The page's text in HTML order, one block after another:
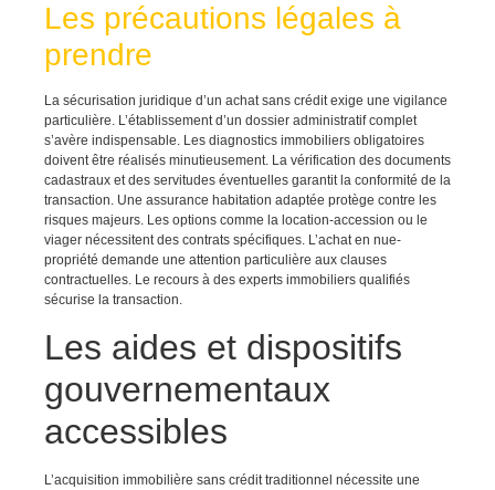
Les précautions légales à
prendre
La sécurisation juridique d’un achat sans crédit exige une vigilance
particulière. L’établissement d’un dossier administratif complet
s’avère indispensable. Les diagnostics immobiliers obligatoires
doivent être réalisés minutieusement. La vérification des documents
cadastraux et des servitudes éventuelles garantit la conformité de la
transaction. Une assurance habitation adaptée protège contre les
risques majeurs. Les options comme la location-accession ou le
viager nécessitent des contrats spécifiques. L’achat en nue-
propriété demande une attention particulière aux clauses
contractuelles. Le recours à des experts immobiliers qualifiés
sécurise la transaction.
Les aides et dispositifs
gouvernementaux
accessibles
L’acquisition immobilière sans crédit traditionnel nécessite une